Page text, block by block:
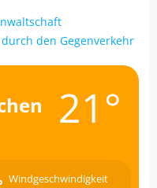
den Gegenverkehr
21°
Windgeschwindigkeit